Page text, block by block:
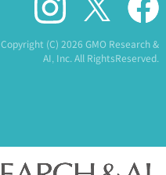
Copyright (C)2026 GMO Research &
AI, Inc. All RightsReserved.